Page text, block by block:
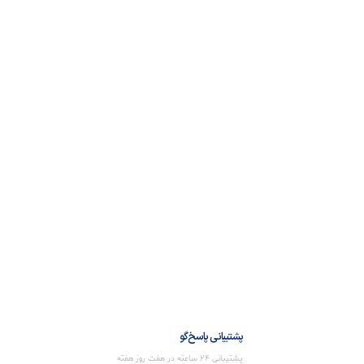
پشتیبانی پاسخ‌گو
پشتیبانی 24 ساعته در هفت روز هفته